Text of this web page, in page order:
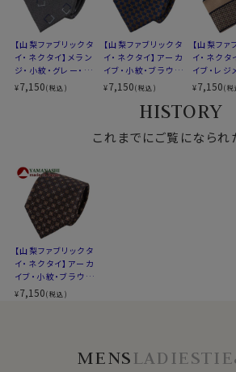
あなたのスタイルを一段と格調高く魅力的
素材
シルク100％
柄
小紋
ブラウン 茶色
約 145cm
生産国
生地
山梨ファブリック
生地の
特徴
風に再構築した柄。ビンテー
がらモダンな印象。
※商品により長さに多少の差があります
【山梨ファブリックタ
イ・ネクタイ】メラン
ジ・小紋・グレー・日
本製
¥7,150(税込)
【山梨ファブリックタ
イ・ネクタイ】アーカ
イブ・小紋・ブラウ
ン・日本製
¥7,150(税込)
【山梨ファ
イ・ネクタ
イブ・レジ
ブラウン・
¥7,150(税
HISTORY
これまでにご覧になられ
【山梨ファブリックタ
イ・ネクタイ】アーカ
イブ・小紋・ブラウ
ン・日本製
¥7,150(税込)
MENSLADIES